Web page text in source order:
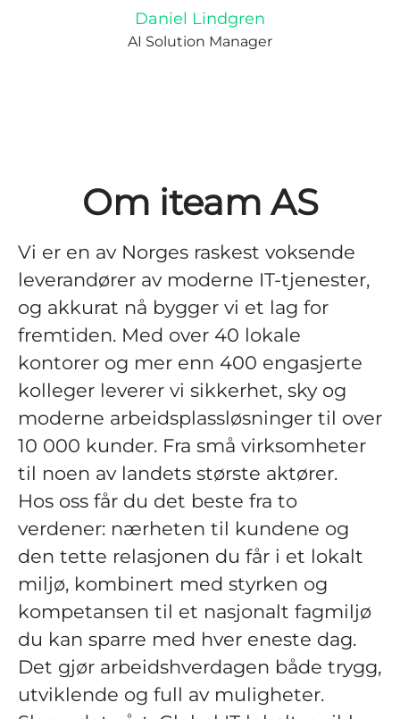
Daniel Lindgren
AI Solution Manager
Om iteam AS
Vi er en av Norges raskest voksende
leverandører av moderne IT-tjenester,
og akkurat nå bygger vi et lag for
fremtiden. Med over 40 lokale
kontorer og mer enn 400 engasjerte
kolleger leverer vi sikkerhet, sky og
moderne arbeidsplassløsninger til over
10 000 kunder. Fra små virksomheter
til noen av landets største aktører.
Hos oss får du det beste fra to
verdener: nærheten til kundene og
den tette relasjonen du får i et lokalt
miljø, kombinert med styrken og
kompetansen til et nasjonalt fagmiljø
du kan sparre med hver eneste dag.
Det gjør arbeidshverdagen både trygg,
utviklende og full av muligheter.